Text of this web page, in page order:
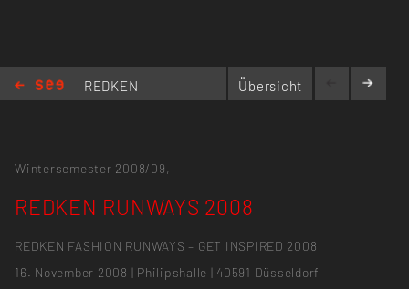
REDKEN
Übersicht
Wintersemester 2008/09,
REDKEN RUNWAYS 2008
REDKEN FASHION RUNWAYS – GET INSPIRED 2008
16. November 2008 | Philipshalle | 40591 Düsseldorf